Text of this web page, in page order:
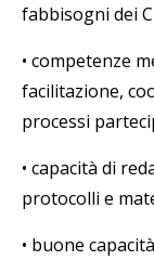
fabbisogni dei
• competenze
facilitazione,
processi
• capacità di
protocolli e
• buone